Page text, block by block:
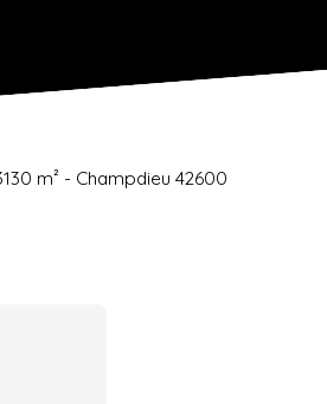
m² - Champdieu 42600